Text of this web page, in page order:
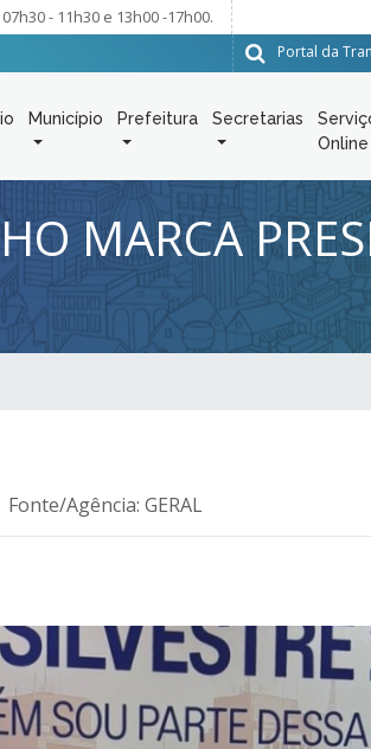
- 11h30 e 13h00 -17h00.
Portal da
Município Prefeitura Secretarias
Online
MARCA
Agência: GERAL